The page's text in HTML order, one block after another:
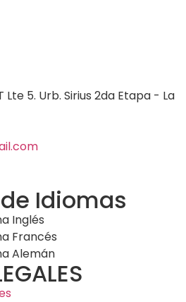
Lte 5. Urb. Sirius 2da Etapa - La
Idiomas
Inglés
Francés
Alemán